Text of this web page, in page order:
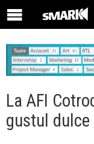
La AFI
gustul